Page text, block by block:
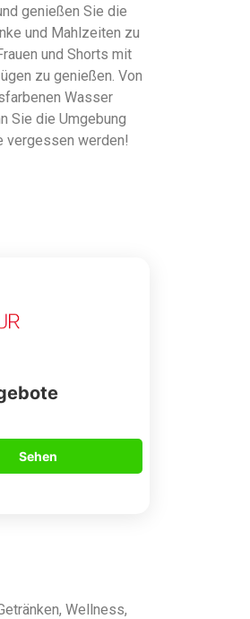
genießen Sie die
und Mahlzeiten zu
und Shorts mit
zu genießen. Von
Wasser
Sie die Umgebung
vergessen werden!
Sehen
Wellness,